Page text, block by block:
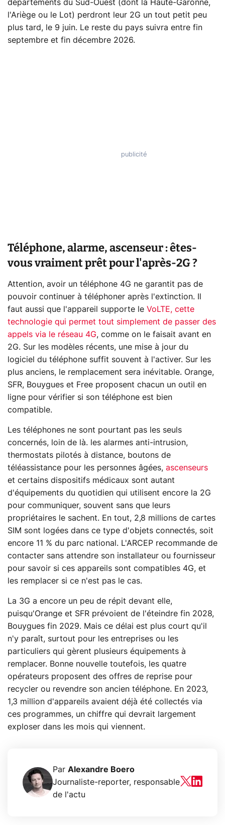
départements du Sud-Ouest (dont la Haute-Garonne,
l'Ariège ou le Lot) perdront leur 2G un tout petit peu
plus tard, le 9 juin. Le reste du pays suivra entre fin
septembre et fin décembre 2026.
Téléphone, alarme, ascenseur : êtes-
vous vraiment prêt pour l'après-2G ?
Attention, avoir un téléphone 4G ne garantit pas de
pouvoir continuer à téléphoner après l'extinction. Il
faut aussi que l'appareil supporte le VoLTE, cette
technologie qui permet tout simplement de passer des
appels via le réseau 4G, comme on le faisait avant en
2G. Sur les modèles récents, une mise à jour du
logiciel du téléphone suffit souvent à l'activer. Sur les
plus anciens, le remplacement sera inévitable. Orange,
SFR, Bouygues et Free proposent chacun un outil en
ligne pour vérifier si son téléphone est bien
compatible.
Les téléphones ne sont pourtant pas les seuls
concernés, loin de là. les alarmes anti-intrusion,
thermostats pilotés à distance, boutons de
téléassistance pour les personnes âgées, ascenseurs
et certains dispositifs médicaux sont autant
d'équipements du quotidien qui utilisent encore la 2G
pour communiquer, souvent sans que leurs
propriétaires le sachent. En tout, 2,8 millions de cartes
SIM sont logées dans ce type d'objets connectés, soit
encore 11 % du parc national. L'ARCEP recommande de
contacter sans attendre son installateur ou fournisseur
pour savoir si ces appareils sont compatibles 4G, et
les remplacer si ce n'est pas le cas.
La 3G a encore un peu de répit devant elle,
puisqu'Orange et SFR prévoient de l'éteindre fin 2028,
Bouygues fin 2029. Mais ce délai est plus court qu'il
n'y paraît, surtout pour les entreprises ou les
particuliers qui gèrent plusieurs équipements à
remplacer. Bonne nouvelle toutefois, les quatre
opérateurs proposent des offres de reprise pour
recycler ou revendre son ancien téléphone. En 2023,
1,3 million d'appareils avaient déjà été collectés via
ces programmes, un chiffre qui devrait largement
exploser dans les mois qui viennent.
Par Alexandre Boero
Journaliste-reporter, responsable
de l'actu